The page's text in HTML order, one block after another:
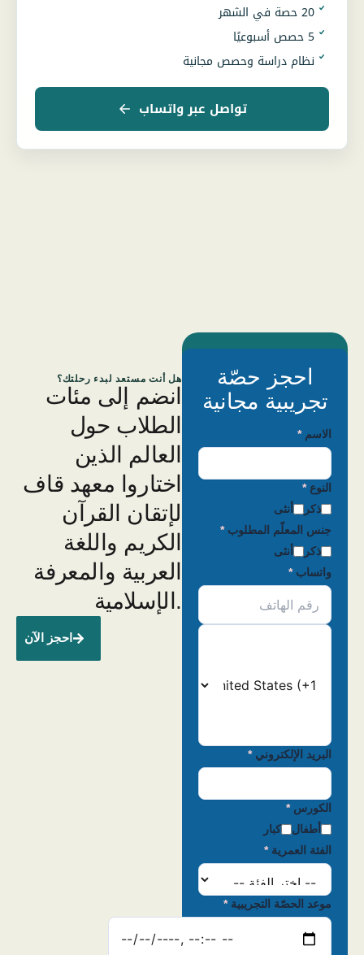
20 حصة في الشهر
5 حصص أسبوعيًا
نظام دراسة وحصص مجانية
تواصل عبر واتساب
هل أنت مستعد لبدء رحلتك؟
انضم إلى مئات
الطلاب حول
العالم الذين
اختاروا معهد قاف
لإتقان القرآن
الكريم واللغة
العربية والمعرفة
الإسلامية.
احجز الآن
احجز حصّة
تجريبية مجانية
الاسم*
النوع*
ذكر
أنثى
جنس المعلّم المطلوب*
ذكر
أنثى
واتساب*
البريد الإلكتروني*
الكورس*
أطفال
كبار
الفئة العمرية*
موعد الحصّة التجريبية*